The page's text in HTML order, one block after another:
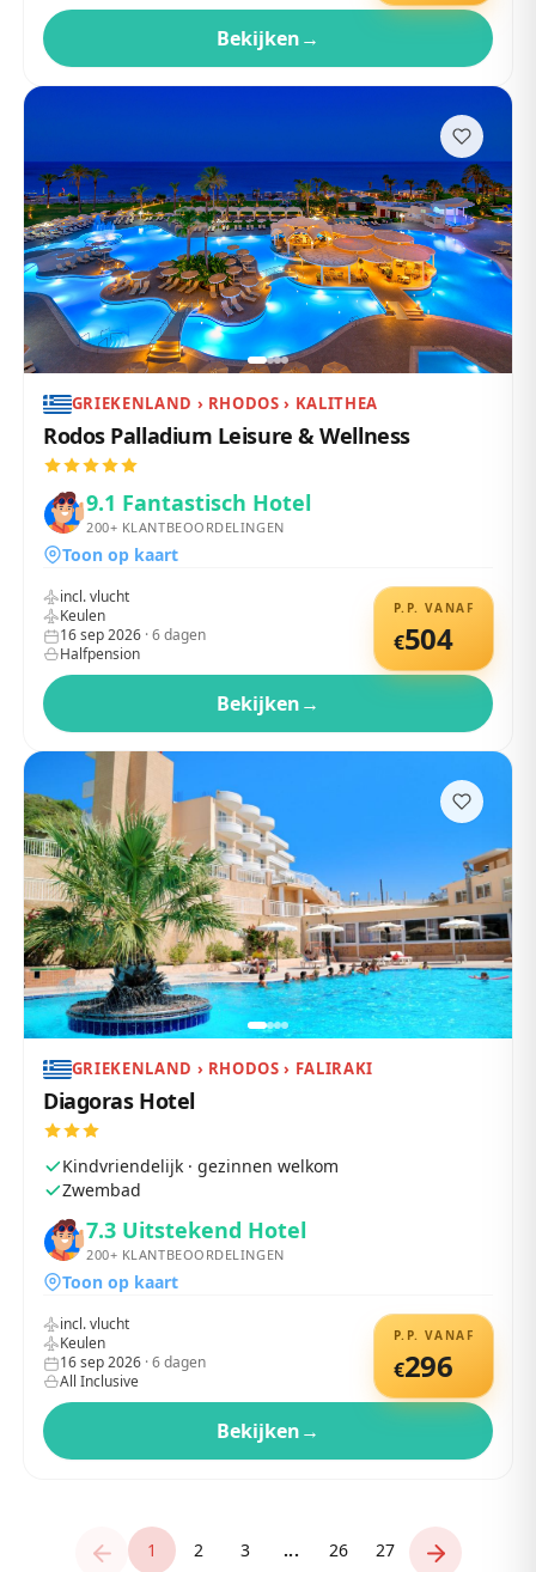
Bekijken→
GRIEKENLAND › RHODOS › KALITHEA
Rodos Palladium Leisure & Wellness
9.1 Fantastisch Hotel
200+ KLANTBEOORDELINGEN
Toon op kaart
P.P. VANAF
€504
incl. vlucht
Keulen
16 sep 2026 ·6dagen
Halfpension
Bekijken→
GRIEKENLAND › RHODOS › FALIRAKI
Diagoras Hotel
Kindvriendelijk · gezinnen welkom
Zwembad
7.3 Uitstekend Hotel
200+ KLANTBEOORDELINGEN
Toon op kaart
P.P. VANAF
€296
incl. vlucht
Keulen
16 sep 2026 ·6dagen
All Inclusive
Bekijken→
1 2 3 ... 26 27